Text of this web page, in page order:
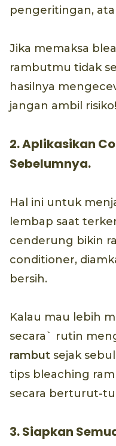
pengeritingan,
Jika memaksa
rambutmu tidak
hasilnya
jangan ambil risiko!
2. Aplikasikan
Sebelumnya.
Hal ini untuk
lembap saat
cenderung bikin
conditioner,
bersih.
Kalau mau lebih
secara` rutin
rambut sejak
tips bleaching
secara berturut-
3. Siapkan